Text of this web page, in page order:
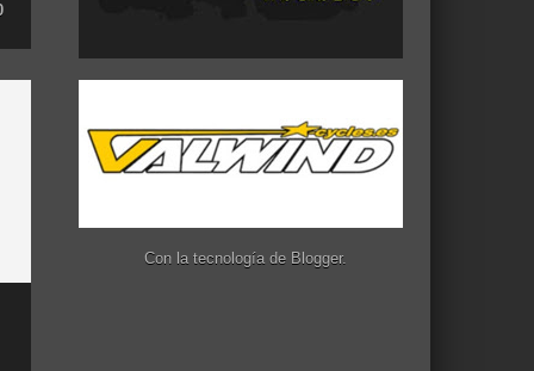
Con la tecnología de Blogger.